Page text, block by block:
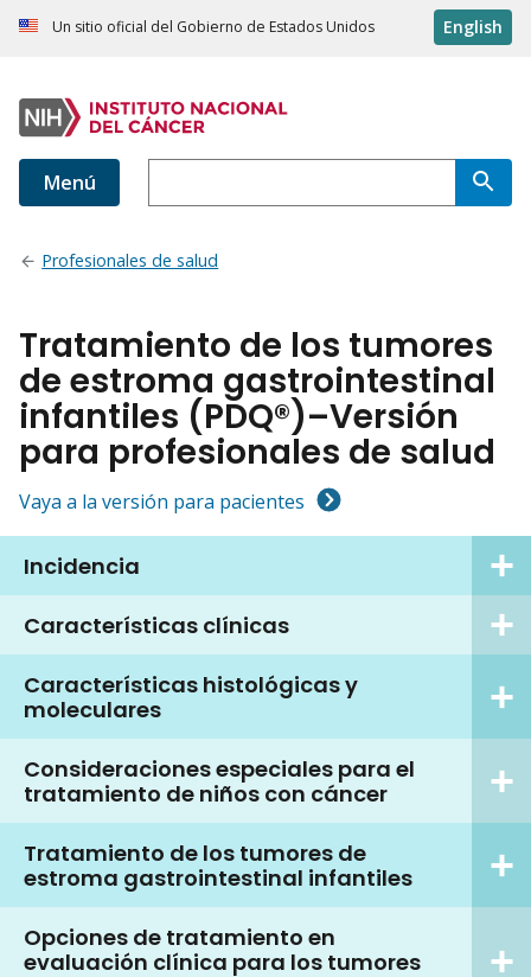
Un sitio oficial del Gobierno de Estados Unidos English
Menú
Profesionales de salud
Tratamiento de los tumores
de estroma gastrointestinal
infantiles (PDQ®)–Versión
para profesionales de salud
Vaya a la versión para pacientes
Incidencia
Características clínicas
Características histológicas y
moleculares
Consideraciones especiales para el
tratamiento de niños con cáncer
Tratamiento de los tumores de
estroma gastrointestinal infantiles
Opciones de tratamiento en
evaluación clínica para los tumores